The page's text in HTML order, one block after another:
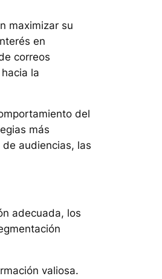
maximizar su
en
correos
la
del
más
audiencias, las
adecuada, los
valiosa.